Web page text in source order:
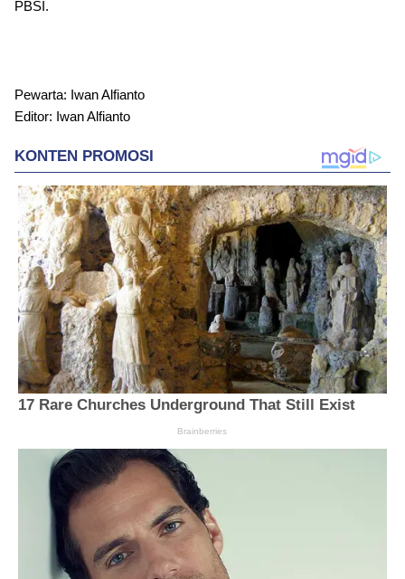
PBSI.
Pewarta: Iwan Alfianto
Editor: Iwan Alfianto